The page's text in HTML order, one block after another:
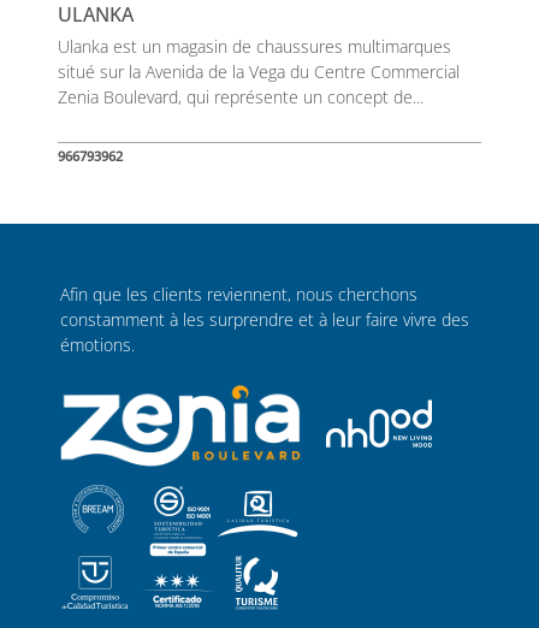
ULANKA
Ulanka est un magasin de chaussures multimarques
situé sur la Avenida de la Vega du Centre Commercial
Zenia Boulevard, qui représente un concept de...
966793962
Afin que les clients reviennent, nous cherchons
constamment à les surprendre et à leur faire vivre des
émotions.